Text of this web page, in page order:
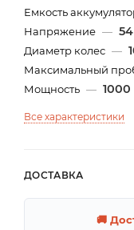
Емкость
Напряжение —
Диаметр колес —
Максимальный
Мощность — 1000
Все характеристики
ДОСТАВКА
🚚